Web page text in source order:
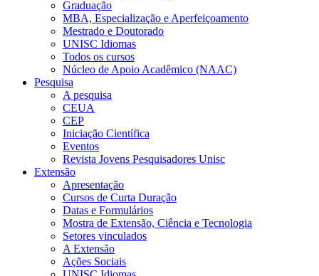
Graduação
MBA, Especialização e Aperfeiçoamento
Mestrado e Doutorado
UNISC Idiomas
Todos os cursos
Núcleo de Apoio Acadêmico (NAAC)
Pesquisa
A pesquisa
CEUA
CEP
Iniciação Científica
Eventos
Revista Jovens Pesquisadores Unisc
Extensão
Apresentação
Cursos de Curta Duração
Datas e Formulários
Mostra de Extensão, Ciência e Tecnologia
Setores vinculados
A Extensão
Ações Sociais